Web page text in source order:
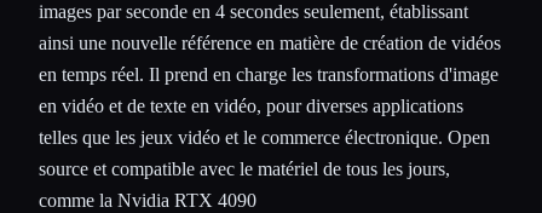
images par seconde en 4 secondes seulement, établissant
ainsi une nouvelle référence en matière de création de vidéos
en temps réel. Il prend en charge les transformations d'image
en vidéo et de texte en vidéo, pour diverses applications
telles que les jeux vidéo et le commerce électronique. Open
source et compatible avec le matériel de tous les jours,
comme la Nvidia RTX 4090